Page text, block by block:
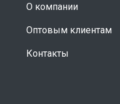
О компании
Оптовым клиентам
Контакты